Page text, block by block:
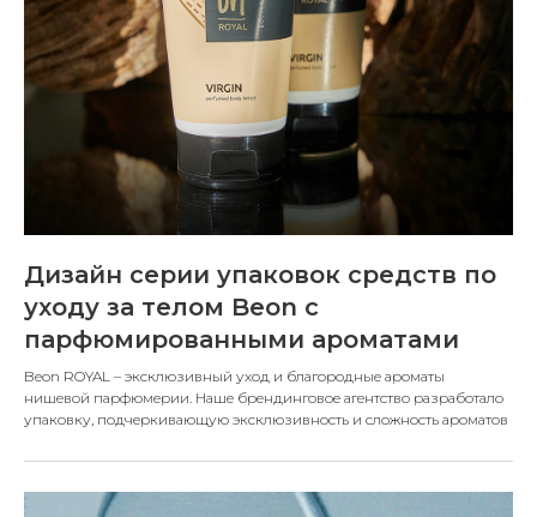
Дизайн серии упаковок средств по
уходу за телом Beon с
парфюмированными ароматами
Beon ROYAL – эксклюзивный уход и благородные ароматы
нишевой парфюмерии. Наше брендинговое агентство разработало
упаковку, подчеркивающую эксклюзивность и сложность ароматов